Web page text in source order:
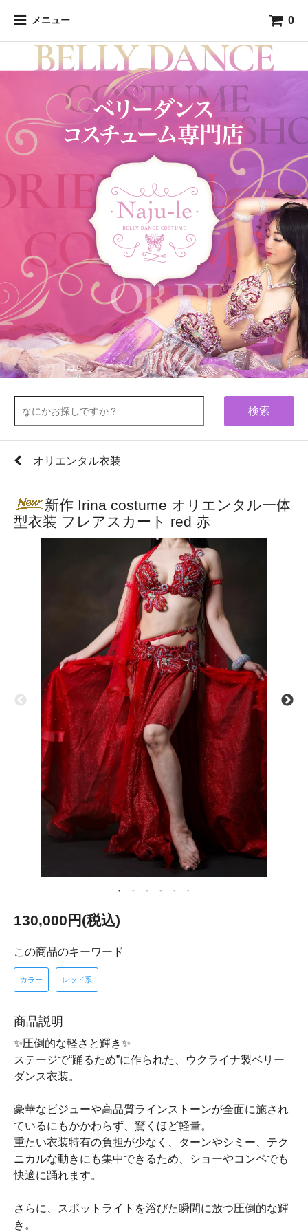
メニュー 0
検索
オリエンタル衣装
新作 Irina costume オリエンタル一体
型衣装 フレアスカート red 赤
130,000円(税込)
この商品のキーワード
カラー レッド系
商品説明
✨圧倒的な軽さと輝き✨
ステージで“踊るため”に作られた、ウクライナ製ベリー
ダンス衣装。
豪華なビジューや高品質ラインストーンが全面に施され
ているにもかかわらず、驚くほど軽量。
重たい衣装特有の負担が少なく、ターンやシミー、テク
ニカルな動きにも集中できるため、ショーやコンペでも
快適に踊れます。
さらに、スポットライトを浴びた瞬間に放つ圧倒的な輝
き。